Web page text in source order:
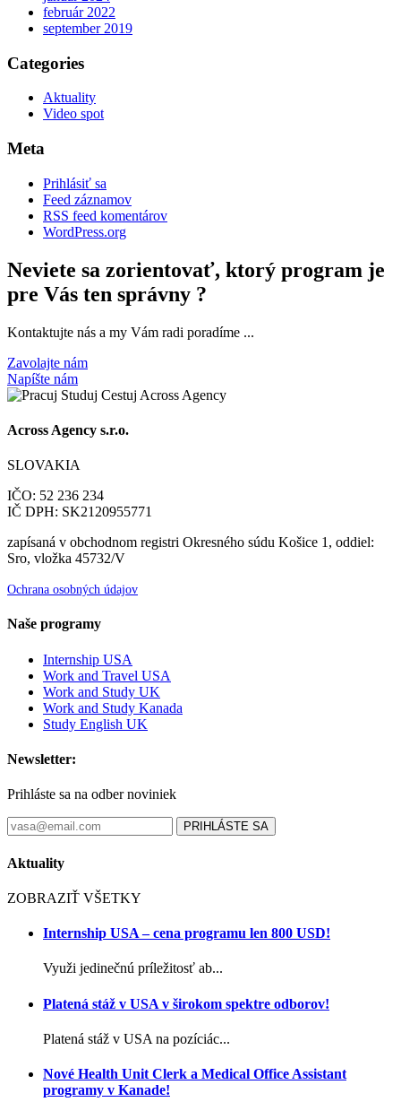
február 2022
september 2019
Categories
Aktuality
Video spot
Meta
Prihlásiť sa
Feed záznamov
RSS feed komentárov
WordPress.org
Neviete sa zorientovať, ktorý program je
pre Vás ten správny ?
Kontaktujte nás a my Vám radi poradíme ...
Zavolajte nám
Napíšte nám
Across Agency s.r.o.
SLOVAKIA
IČO: 52 236 234
IČ DPH: SK2120955771
zapísaná v obchodnom registri Okresného súdu Košice 1, oddiel:
Sro, vložka 45732/V
Ochrana osobných údajov
Naše programy
Internship USA
Work and Travel USA
Work and Study UK
Work and Study Kanada
Study English UK
Newsletter:
Prihláste sa na odber noviniek
PRIHLÁSTE SA
Aktuality
ZOBRAZIŤ VŠETKY
Internship USA – cena programu len 800 USD!
Využi jedinečnú príležitosť ab...
Platená stáž v USA v širokom spektre odborov!
Platená stáž v USA na pozíciác...
Nové Health Unit Clerk a Medical Office Assistant
programy v Kanade!